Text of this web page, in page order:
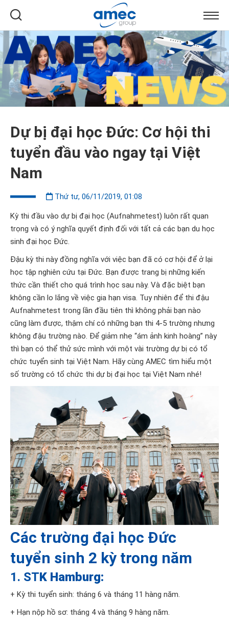
Dự bị đại học Đức: Cơ hội thi
tuyển đầu vào ngay tại Việt
Nam
Thứ tư, 06/11/2019, 01:08
Kỳ thi đầu vào dự bị đại học (Aufnahmetest) luôn rất quan
trọng và có ý nghĩa quyết định đối với tất cả các bạn du học
sinh đại học Đức.
Đậu kỳ thi này đồng nghĩa với việc bạn đã có cơ hội để ở lại
học tập nghiên cứu tại Đức. Bạn được trang bị những kiến
thức cần thiết cho quá trình học sau này. Và đặc biệt bạn
không cần lo lắng về việc gia hạn visa. Tuy nhiên để thi đậu
Aufnahmetest trong lần đầu tiên thì không phải bạn nào
cũng làm được, thậm chí có những bạn thi 4-5 trường nhưng
không đậu trường nào. Để giảm nhẹ “ám ảnh kinh hoàng” này
thì bạn có thể thử sức mình với một vài trường dự bị có tổ
chức tuyển sinh tại Việt Nam. Hãy cùng AMEC tìm hiểu một
số trường có tổ chức thi dự bị đại học tại Việt Nam nhé!
Các trường đại học Đức
tuyển sinh 2 kỳ trong năm
1. STK Hamburg:
+ Kỳ thi tuyển sinh: tháng 6 và tháng 11 hàng năm.
+ Hạn nộp hồ sơ: tháng 4 và tháng 9 hàng năm.